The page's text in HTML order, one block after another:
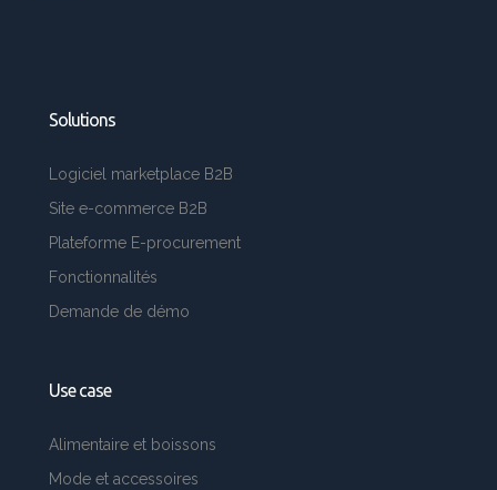
Solutions
Logiciel marketplace B2B
Site e-commerce B2B
Plateforme E-procurement
Fonctionnalités
Demande de démo
Use case
Alimentaire et boissons
Mode et accessoires